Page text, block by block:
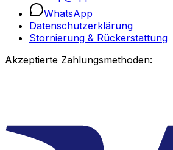
WhatsApp
Datenschutzerklärung
Stornierung & Rückerstattung
Akzeptierte Zahlungsmethoden: